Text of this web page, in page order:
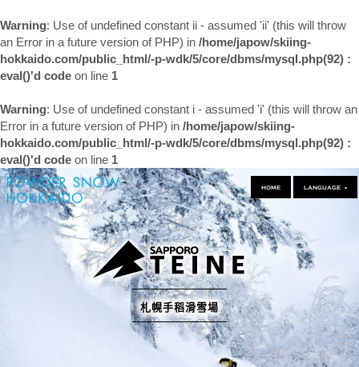
Warning: Use of undefined constant ii - assumed 'ii' (this will throw
an Error in a future version of PHP) in /home/japow/skiing-
hokkaido.com/public_html/-p-wdk/5/core/dbms/mysql.php(92) :
eval()'d code on line 1
Warning: Use of undefined constant i - assumed 'i' (this will throw an
Error in a future version of PHP) in /home/japow/skiing-
hokkaido.com/public_html/-p-wdk/5/core/dbms/mysql.php(92) :
eval()'d code on line 1
HOME LANGUAGE ▼
札幌手稻滑雪場